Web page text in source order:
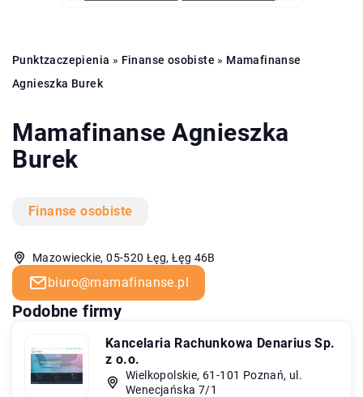
Punktzaczepienia » Finanse osobiste » Mamafinanse
Agnieszka Burek
Mamafinanse Agnieszka
Burek
Finanse osobiste
Mazowieckie, 05-520 Łęg, Łęg 46B
biuro@mamafinanse.pl
Podobne firmy
Kancelaria Rachunkowa Denarius Sp.
z o.o.
Wielkopolskie, 61-101 Poznań, ul.
Wenecjańska 7/1